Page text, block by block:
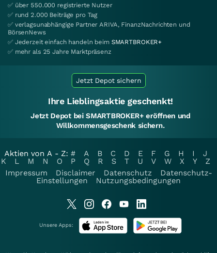
✅ über 550.000 registrierte Nutzer
✅ rund 2.000 Beiträge pro Tag
✅ verlagsunabhängige Partner ARIVA, FinanzNachrichten und
BörsenNews
✅ Jederzeit einfach handeln beim SMARTBROKER+
✅ mehr als 25 Jahre Marktpräsenz
Jetzt Depot sichern
Ihre Lieblingsaktie geschenkt!
Jetzt Depot bei SMARTBROKER+ eröffnen und
Willkommensgeschenk sichern.
Aktien von A - Z: # A B C D E F G H I
J
K
L M N O P Q R S T U V W X Y
Z
Impressum
Disclaimer Datenschutz
Datenschutz-
Einstellungen
Nutzungsbedingungen
Unsere Apps: